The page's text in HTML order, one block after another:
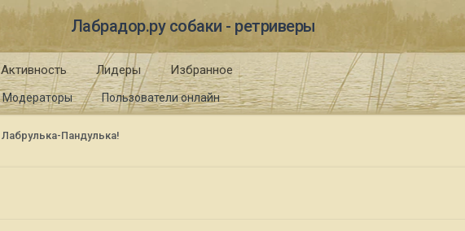
Лабрадор.ру собаки - ретриверы
Модераторы Пользователи онлайн
Активность Лидеры Избранное
Лабрулька-Пандулька!